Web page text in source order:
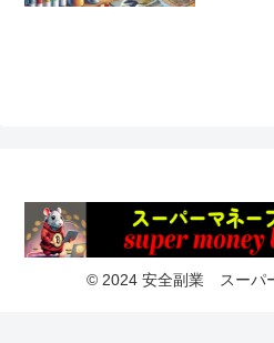
© 2024 安全副業 スーパ